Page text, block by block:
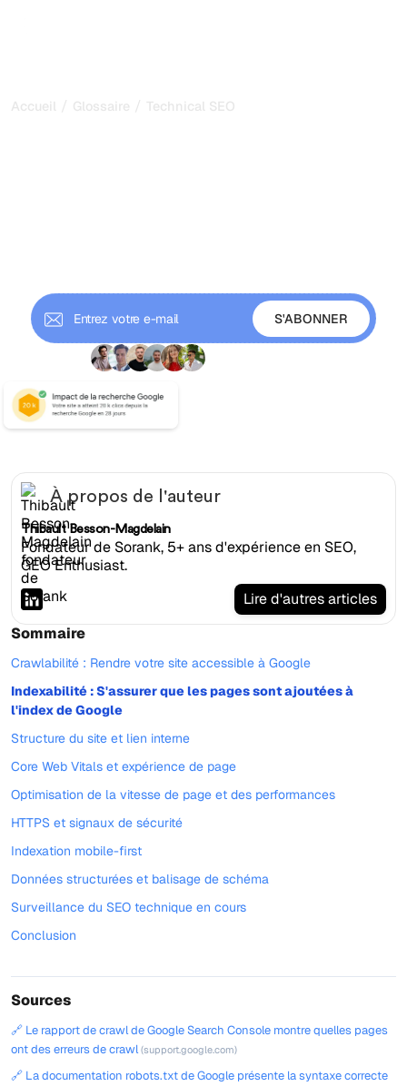
Accueil / Glossaire / Technical SEO
À propos de l'auteur
Thibault Besson-Magdelain
Fondateur de Sorank, 5+ ans d'expérience en SEO,
GEO Enthusiast.
Lire d'autres articles
Sommaire
Crawlabilité : Rendre votre site accessible à Google
Indexabilité : S'assurer que les pages sont ajoutées à
l'index de Google
Structure du site et lien interne
Core Web Vitals et expérience de page
Optimisation de la vitesse de page et des performances
HTTPS et signaux de sécurité
Indexation mobile-first
Données structurées et balisage de schéma
Surveillance du SEO technique en cours
Conclusion
Sources
🔗 Le rapport de crawl de Google Search Console montre quelles pages
ont des erreurs de crawl(support.google.com)
🔗 La documentation robots.txt de Google présente la syntaxe correcte